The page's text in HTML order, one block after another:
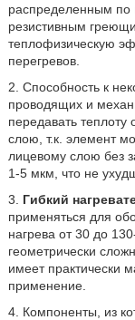
распределенным по
резистивным
теплофизическую
перегревов.
2. Способность к
проводящих и
передавать теплоту
слою, т.к. элемент
лицевому слою без
1-5 мкм, что не
3. Гибкий
применяться для
нагрева от 30 до
геометрически
имеет практически
применение.
4. Компоненты, из